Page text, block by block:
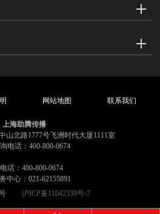
网站地图 联系我们
上海助腾传播
山北路1777号飞洲时代大厦1111室
电话：400-800-0674
话：400-800-0674
中心：021-62155891
沪ICP备11042339号-7